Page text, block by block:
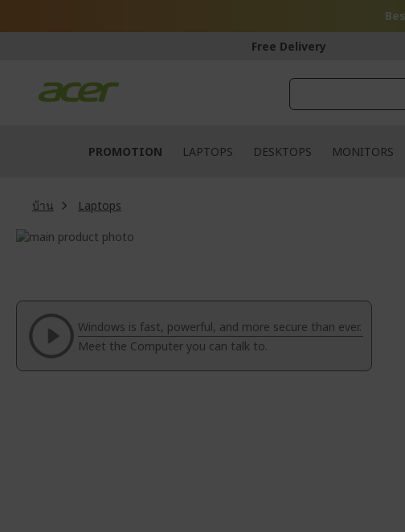
Free Delivery
PROMOTION LAPTOPS DESKTOPS MONITORS
บ้าน
Laptops
Skip
of
images
gallery
beginning
the
images
gallery
Windows is fast, powerful, and more secure than ever.
Meet the Computer you can talk to.